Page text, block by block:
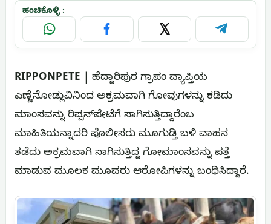
ಹಂಚಿಕೊಳ್ಳಿ :
WhatsApp Facebook X Telegram
RIPPONPETE |
ಹೆದ್ದಾರಿಪುರ ಗ್ರಾಪಂ ವ್ಯಾಪ್ತಿಯ
ಎಣ್ಣೆನೋಡ್ಲುವಿನಿಂದ ಅಕ್ರಮವಾಗಿ ಗೋವುಗಳನ್ನು ಕಡಿದು
ಮಾಂಸವನ್ನು ರಿಪ್ಪನ್‌ಪೇಟೆಗೆ ಸಾಗಿಸುತ್ತಿದ್ದಾರೆಂಬ
ಮಾಹಿತಿಯನ್ನಾದರಿ ಪೊಲೀಸರು ಮೂಗುಡ್ತಿ ಬಳಿ ವಾಹನ
ತಡೆದು ಅಕ್ರಮವಾಗಿ ಸಾಗಿಸುತ್ತಿದ್ದ ಗೋಮಾಂಸವನ್ನು ಪತ್ತೆ
ಮಾಡುವ ಮೂಲಕ ಮೂವರು ಆರೋಪಿಗಳನ್ನು ಬಂಧಿಸಿದ್ದಾರೆ.